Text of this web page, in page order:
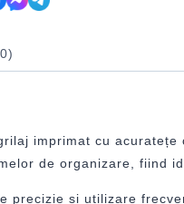
imprimat cu acuratețe
de organizare, fiind
precizie și utilizare